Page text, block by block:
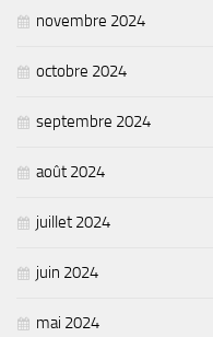
novembre 2024
octobre 2024
septembre 2024
août 2024
juillet 2024
juin 2024
mai 2024